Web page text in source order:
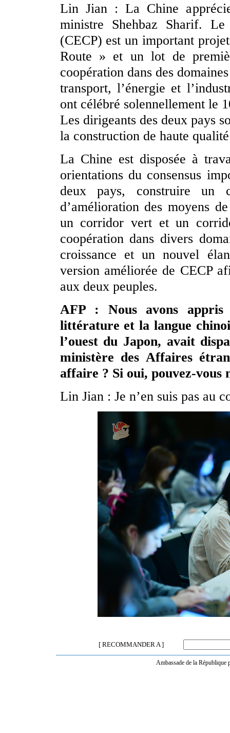
Lin Jian : La Chine
ministre Shehbaz Sharif. Le
(CECP) est un important
Route » et un lot de
coopération dans des
transport, l’énergie et
ont célébré solennellement le
Les dirigeants des deux pays
la construction de haute
La Chine est disposée à
orientations du consensus
deux pays, construire un
d’amélioration des moyens
un corridor vert et un
coopération dans divers
croissance et un nouvel
version améliorée de CECP
aux deux peuples.
AFP : Nous avons
littérature et la langue
l’ouest du Japon, avait
ministère des Affaires
affaire ? Si oui, pouvez-
Lin Jian : Je n’en suis pas au
[ RECOMMANDER A ]
Ambassade de la République